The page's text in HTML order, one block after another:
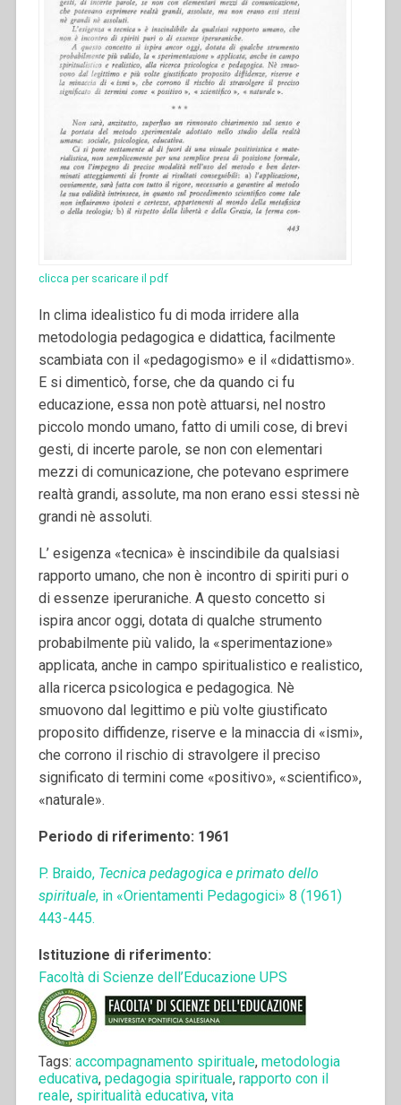
clicca per scaricare il pdf
In clima idealistico fu di moda irridere alla
metodologia pedagogica e didattica, facilmente
scambiata con il «pedagogismo» e il «didattismo».
E si dimenticò, forse, che da quando ci fu
educazione, essa non potè attuarsi, nel nostro
piccolo mondo umano, fatto di umili cose, di brevi
gesti, di incerte parole, se non con elementari
mezzi di comunicazione, che potevano esprimere
realtà grandi, assolute, ma non erano essi stessi nè
grandi nè assoluti.
L’ esigenza «tecnica» è inscindibile da qualsiasi
rapporto umano, che non è incontro di spiriti puri o
di essenze iperuraniche. A questo concetto si
ispira ancor oggi, dotata di qualche strumento
probabilmente più valido, la «sperimentazione»
applicata, anche in campo spiritualistico e realistico,
alla ricerca psicologica e pedagogica. Nè
smuovono dal legittimo e più volte giustificato
proposito diffidenze, riserve e la minaccia di «ismi»,
che corrono il rischio di stravolgere il preciso
significato di termini come «positivo», «scientifico»,
«naturale».
Periodo di riferimento: 1961
P. Braido, Tecnica pedagogica e primato dello
spirituale, in «Orientamenti Pedagogici» 8 (1961)
443-445.
Istituzione di riferimento:
Facoltà di Scienze dell’Educazione UPS
Tags: accompagnamento spirituale, metodologia
educativa, pedagogia spirituale, rapporto con il
reale, spiritualità educativa, vita